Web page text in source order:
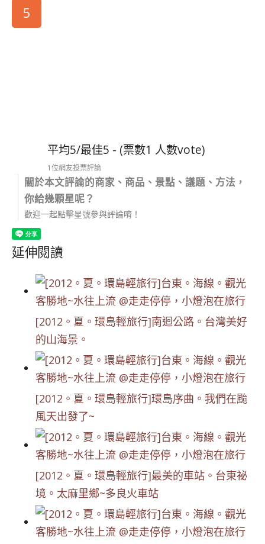
5
平均5/最佳5 - (票數1 人數vote)
1位網友投票評論
關於本文評論的商家、商品、景點、議題、方法，
你給幾顆星呢？
歡迎一起點擊星號參與評論唷！
延伸閱讀
[2012。夏。環島輕旅行]南迴公路。台灣美好
的山海景。
[2012。夏。環島輕旅行]環島序曲。我們在颱
風天出發了~
[2012。夏。環島輕旅行]最美的車站。台東祕
境。太麻里鄉~多良火車站